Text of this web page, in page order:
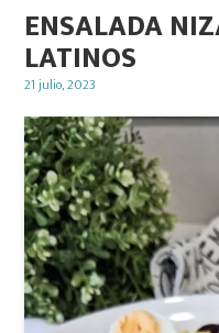
ENSALADA
LATINOS
Posted
21 julio, 2023